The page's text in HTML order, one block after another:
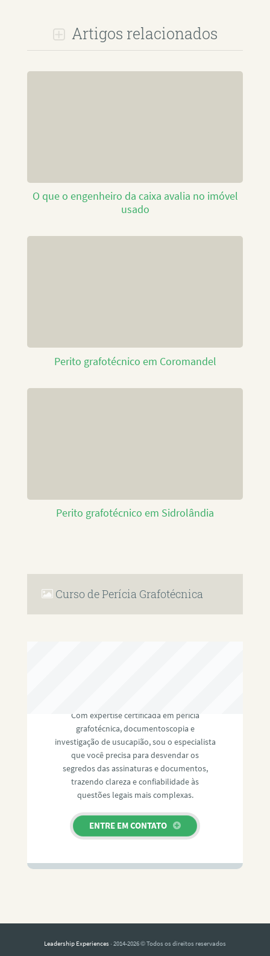
Artigos relacionados
O que o engenheiro da caixa avalia no imóvel
usado
Perito grafotécnico em Coromandel
Perito grafotécnico em Sidrolândia
Curso de Perícia Grafotécnica
Com expertise certificada em perícia
grafotécnica, documentoscopia e
investigação de usucapião, sou o especialista
que você precisa para desvendar os
segredos das assinaturas e documentos,
trazendo clareza e confiabilidade às
questões legais mais complexas.
ENTRE EM CONTATO
Leadership Experiences · 2014-2026 © Todos os direitos reservados